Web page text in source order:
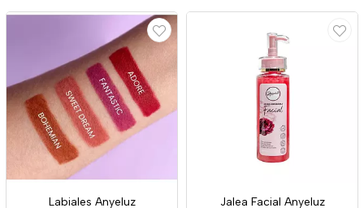
Labiales Anyeluz Jalea Facial Anyeluz